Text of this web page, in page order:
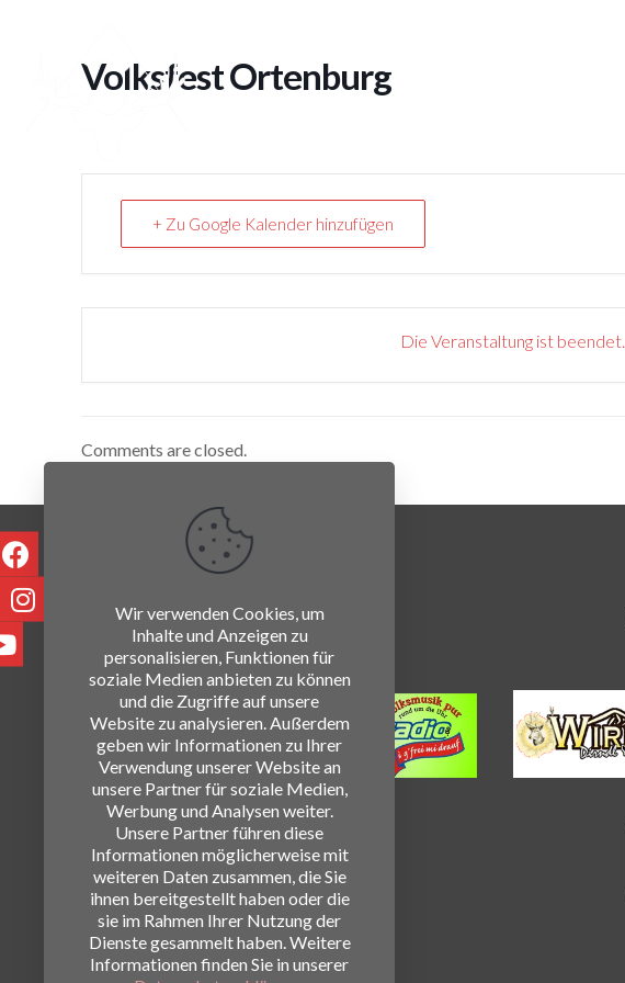
Volksfest Ortenburg
+ Zu Google Kalender hinzufügen
Die Veranstaltung ist beendet.
Comments are closed.
Wir verwenden Cookies, um
Inhalte und Anzeigen zu
personalisieren, Funktionen für
soziale Medien anbieten zu können
und die Zugriffe auf unsere
Website zu analysieren. Außerdem
geben wir Informationen zu Ihrer
Verwendung unserer Website an
unsere Partner für soziale Medien,
Werbung und Analysen weiter.
Unsere Partner führen diese
Informationen möglicherweise mit
weiteren Daten zusammen, die Sie
ihnen bereitgestellt haben oder die
sie im Rahmen Ihrer Nutzung der
Dienste gesammelt haben. Weitere
Informationen finden Sie in unserer